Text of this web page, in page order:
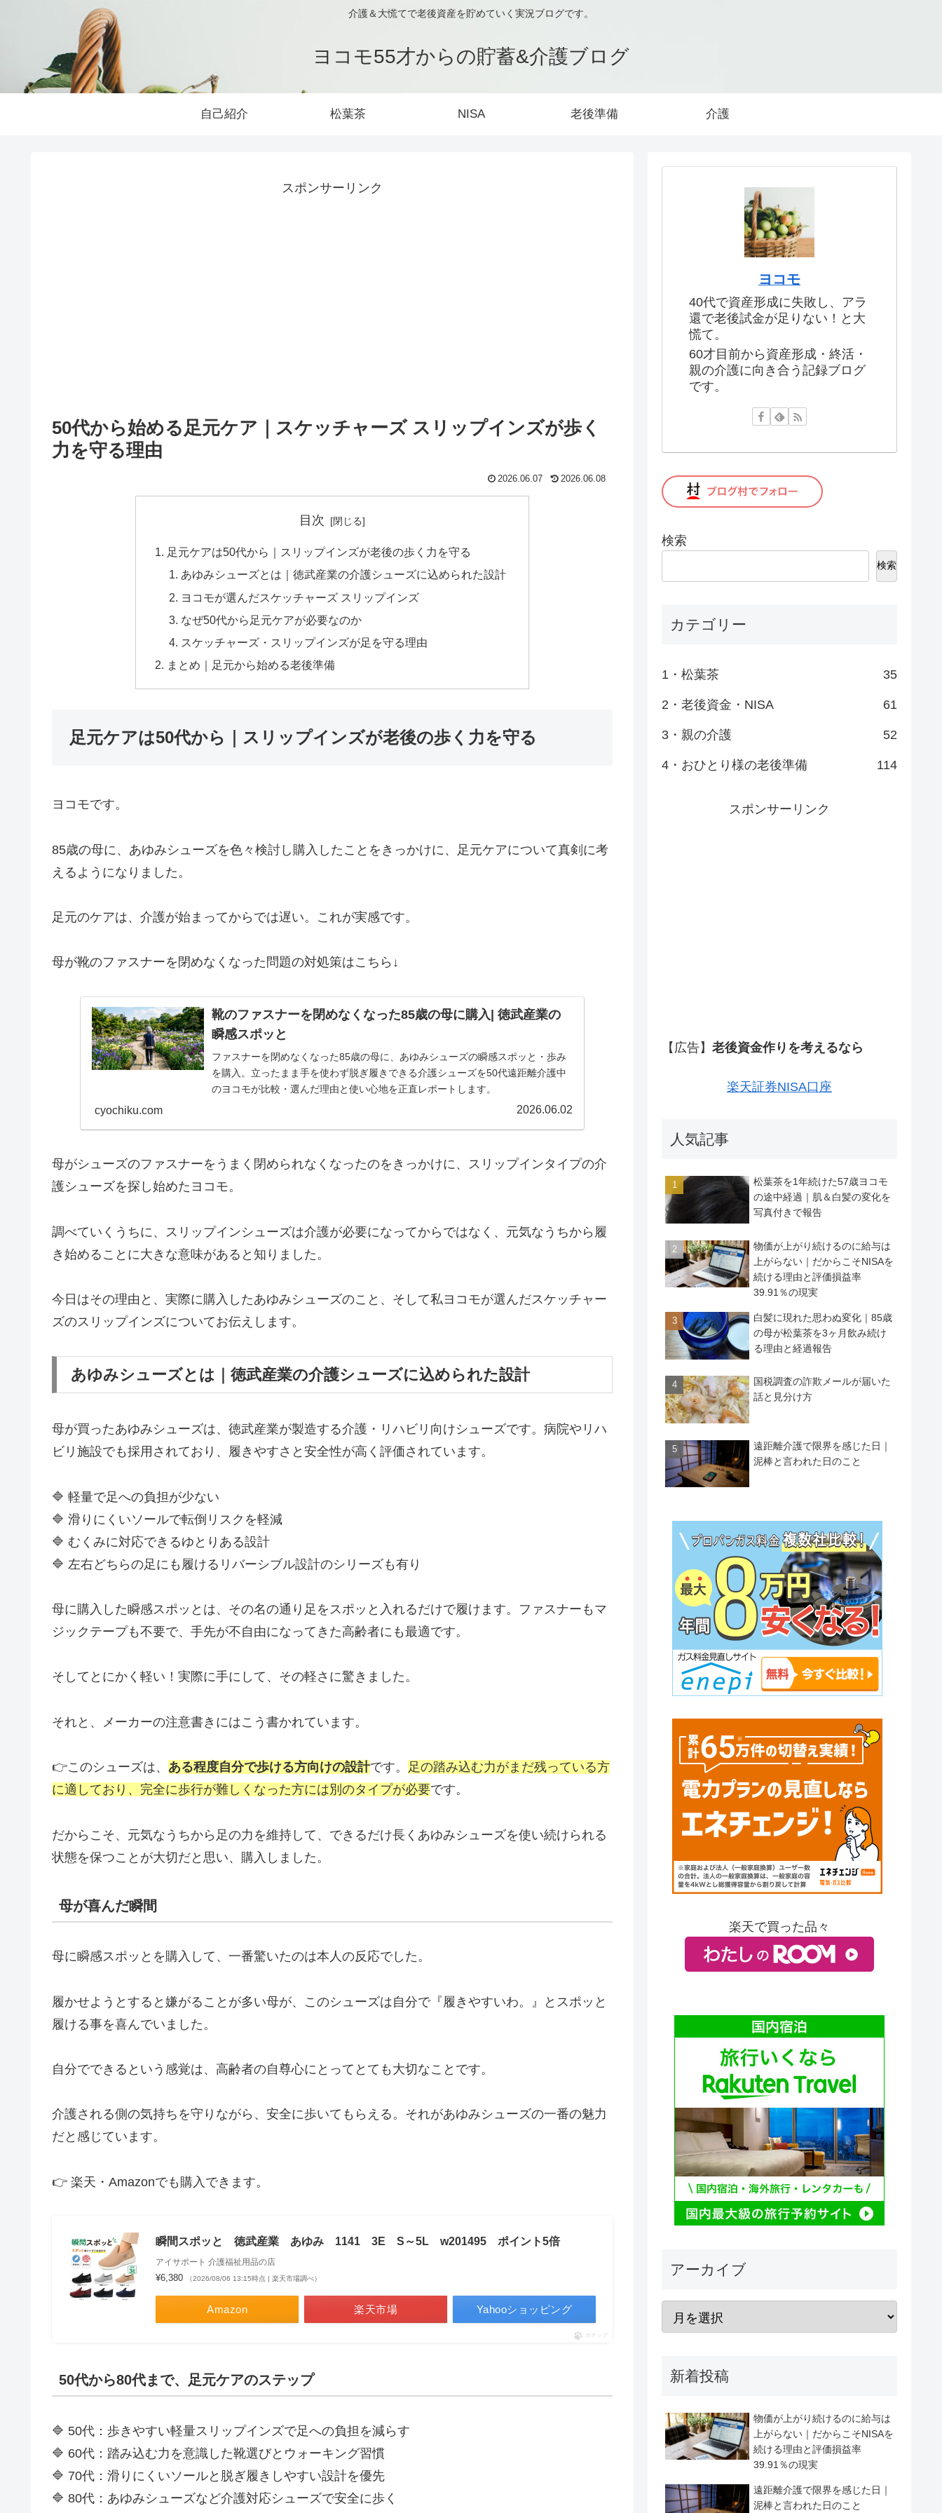
介護＆大慌てで老後資産を貯めていく実況ブログです。
ヨコモ55才からの貯蓄&介護ブログ
自己紹介 松葉茶 NISA 老後準備 介護
スポンサーリンク
50代から始める足元ケア｜スケッチャーズ スリップインズが歩く
力を守る理由
2026.06.07 2026.06.08
目次
足元ケアは50代から｜スリップインズが老後の歩く力を守る
あゆみシューズとは｜徳武産業の介護シューズに込められた設計
ヨコモが選んだスケッチャーズ スリップインズ
なぜ50代から足元ケアが必要なのか
スケッチャーズ・スリップインズが足を守る理由
まとめ｜足元から始める老後準備
足元ケアは50代から｜スリップインズが老後の歩く力を守る
ヨコモです。
85歳の母に、あゆみシューズを色々検討し購入したことをきっかけに、足元ケアについて真剣に考
えるようになりました。
足元のケアは、介護が始まってからでは遅い。これが実感です。
母が靴のファスナーを閉めなくなった問題の対処策はこちら↓
靴のファスナーを閉めなくなった85歳の母に購入| 徳武産業の
瞬感スポッと
ファスナーを閉めなくなった85歳の母に、あゆみシューズの瞬感スポッと・歩み
を購入。立ったまま手を使わず脱ぎ履きできる介護シューズを50代遠距離介護中
のヨコモが比較・選んだ理由と使い心地を正直レポートします。
cyochiku.com 2026.06.02
母がシューズのファスナーをうまく閉められなくなったのをきっかけに、スリップインタイプの介
護シューズを探し始めたヨコモ。
調べていくうちに、スリップインシューズは介護が必要になってからではなく、元気なうちから履
き始めることに大きな意味があると知りました。
今日はその理由と、実際に購入したあゆみシューズのこと、そして私ヨコモが選んだスケッチャー
ズのスリップインズについてお伝えします。
あゆみシューズとは｜徳武産業の介護シューズに込められた設計
母が買ったあゆみシューズは、徳武産業が製造する介護・リハビリ向けシューズです。病院やリハ
ビリ施設でも採用されており、履きやすさと安全性が高く評価されています。
🔷 軽量で足への負担が少ない
🔷 滑りにくいソールで転倒リスクを軽減
🔷 むくみに対応できるゆとりある設計
🔷 左右どちらの足にも履けるリバーシブル設計のシリーズも有り
母に購入した瞬感スポッとは、その名の通り足をスポッと入れるだけで履けます。ファスナーもマ
ジックテープも不要で、手先が不自由になってきた高齢者にも最適です。
そしてとにかく軽い！実際に手にして、その軽さに驚きました。
それと、メーカーの注意書きにはこう書かれています。
👉このシューズは、 ある程度自分で歩ける方向けの設計です。 足の踏み込む力がまだ残っている方
に適しており、完全に歩行が難しくなった方には別のタイプが必要です。
だからこそ、元気なうちから足の力を維持して、できるだけ長くあゆみシューズを使い続けられる
状態を保つことが大切だと思い、購入しました。
母が喜んだ瞬間
母に瞬感スポッとを購入して、一番驚いたのは本人の反応でした。
履かせようとすると嫌がることが多い母が、このシューズは自分で『履きやすいわ。』とスポッと
履ける事を喜んでいました。
自分でできるという感覚は、高齢者の自尊心にとってとても大切なことです。
介護される側の気持ちを守りながら、安全に歩いてもらえる。それがあゆみシューズの一番の魅力
だと感じています。
👉 楽天・Amazonでも購入できます。
瞬間スポッと 徳武産業 あゆみ 1141 3E S～5L w201495 ポイント5倍
アイサポート 介護福祉用品の店
¥6,380 （2026/08/06 13:15時点 | 楽天市場調べ）
Amazon 楽天市場 Yahooショッピング
ポチップ
50代から80代まで、足元ケアのステップ
🔷 50代：歩きやすい軽量スリップインズで足への負担を減らす
🔷 60代：踏み込む力を意識した靴選びとウォーキング習慣
🔷 70代：滑りにくいソールと脱ぎ履きしやすい設計を優先
🔷 80代：あゆみシューズなど介護対応シューズで安全に歩く
ヨコモ
40代で資産形成に失敗し、アラ
還で老後試金が足りない！と大
慌て。
60才目前から資産形成・終活・
親の介護に向き合う記録ブログ
です。
検索
検索
カテゴリー
1・松葉茶 35
2・老後資金・NISA 61
3・親の介護 52
4・おひとり様の老後準備 114
スポンサーリンク
【広告】 老後資金作りを考えるなら
楽天証券NISA口座
人気記事
松葉茶を1年続けた57歳ヨコモ
の途中経過｜肌＆白髪の変化を
写真付きで報告
物価が上がり続けるのに給与は
上がらない｜だからこそNISAを
続ける理由と評価損益率
39.91％の現実
白髪に現れた思わぬ変化｜85歳
の母が松葉茶を3ヶ月飲み続け
る理由と経過報告
国税調査の詐欺メールが届いた
話と見分け方
遠距離介護で限界を感じた日｜
泥棒と言われた日のこと
楽天で買った品々
アーカイブ
新着投稿
物価が上がり続けるのに給与は
上がらない｜だからこそNISAを
続ける理由と評価損益率
39.91％の現実
遠距離介護で限界を感じた日｜
泥棒と言われた日のこと